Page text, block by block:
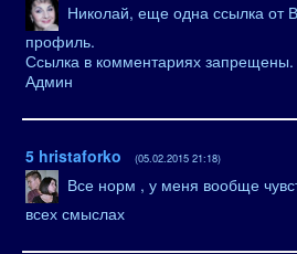
Николай, еще одна ссылка от
профиль.
Ссылка в комментариях запрещены.
Админ
5 hristaforko (05.02.2015 21:18)
Все норм , у меня вообще
всех смыслах